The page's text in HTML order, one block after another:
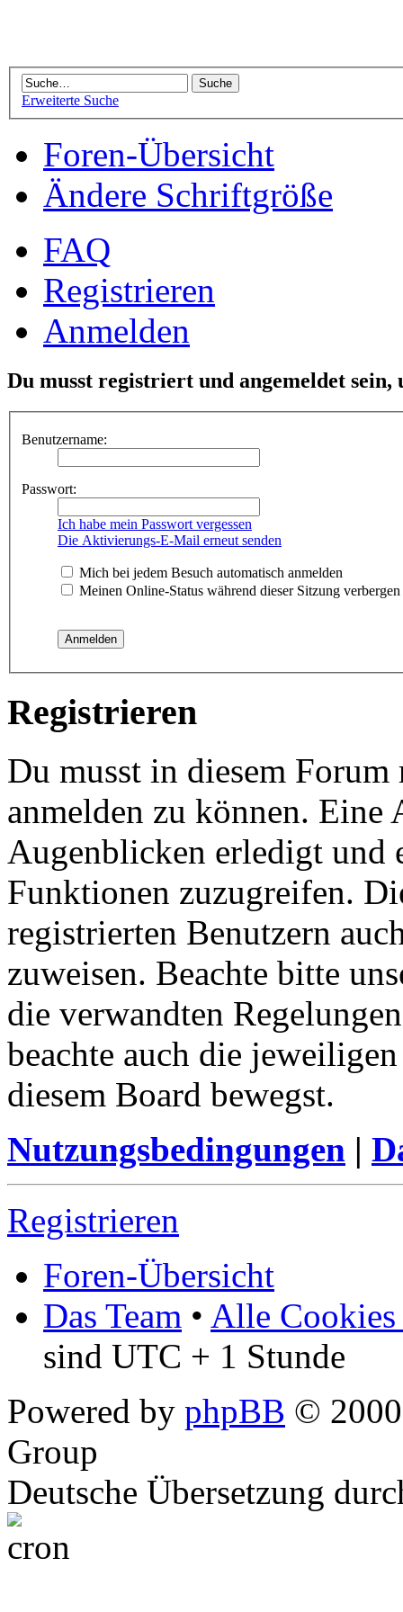
Erweiterte Suche
Foren-Übersicht
Ändere Schriftgröße
FAQ
Registrieren
Anmelden
Du musst registriert und angemeldet sein,
Benutzername:
Passwort:
Ich habe mein Passwort vergessen
Die Aktivierungs-E-Mail erneut senden
Mich bei jedem Besuch automatisch anmelden
Meinen Online-Status während dieser Sitzung verbergen
Registrieren
Du musst in diesem
anmelden zu können.
Augenblicken erledigt und
Funktionen zuzugreifen.
registrierten Benutzern
zuweisen. Beachte bitte
die verwandten
beachte auch die
diesem Board bewegst.
Nutzungsbedingungen |
Registrieren
Foren-Übersicht
Das Team • Alle Cookies
sind UTC + 1 Stunde
Powered by phpBB ©
Group
Deutsche Übersetzung